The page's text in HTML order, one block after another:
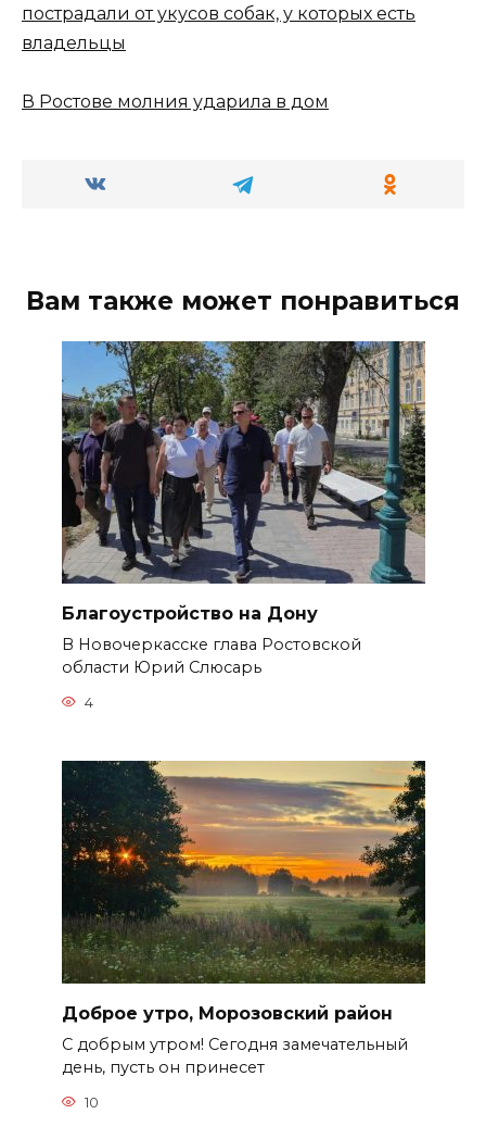
пострадали от укусов собак, у которых есть
владельцы
В Ростове молния ударила в дом
Вам также может понравиться
Благоустройство на Дону
В Новочеркасске глава Ростовской
области Юрий Слюсарь
4
Доброе утро, Морозовский район
С добрым утром! Сегодня замечательный
день, пусть он принесет
10